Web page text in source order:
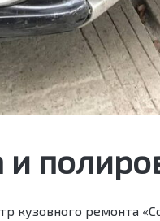
и
кузовного ремонта